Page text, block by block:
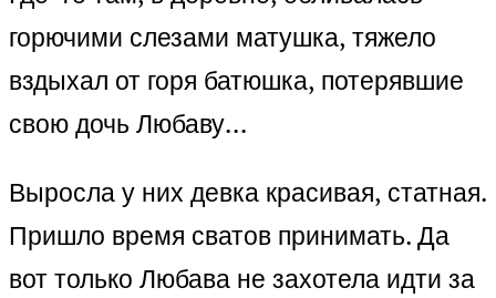
горючими слезами матушка, тяжело
вздыхал от горя батюшка, потерявшие
свою дочь Любаву…
Выросла у них девка красивая, статная.
Пришло время сватов принимать. Да
вот только Любава не захотела идти за